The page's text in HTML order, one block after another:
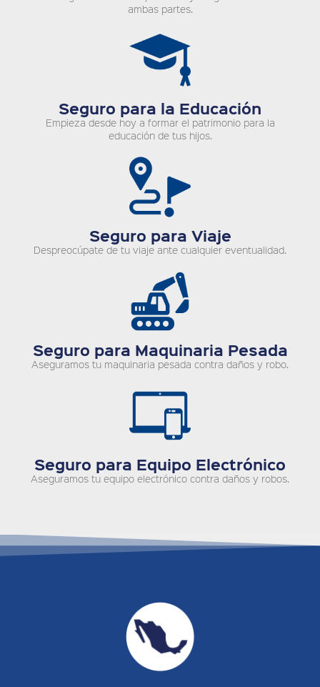
ambas partes.
Seguro para la Educación
Empieza desde hoy a formar el patrimonio para la
educación de tus hijos.
Seguro para Viaje
Despreocúpate de tu viaje ante cualquier eventualidad.
Seguro para Maquinaria Pesada
Aseguramos tu maquinaria pesada contra daños y robo.
Seguro para Equipo Electrónico
Aseguramos tu equipo electrónico contra daños y robos.